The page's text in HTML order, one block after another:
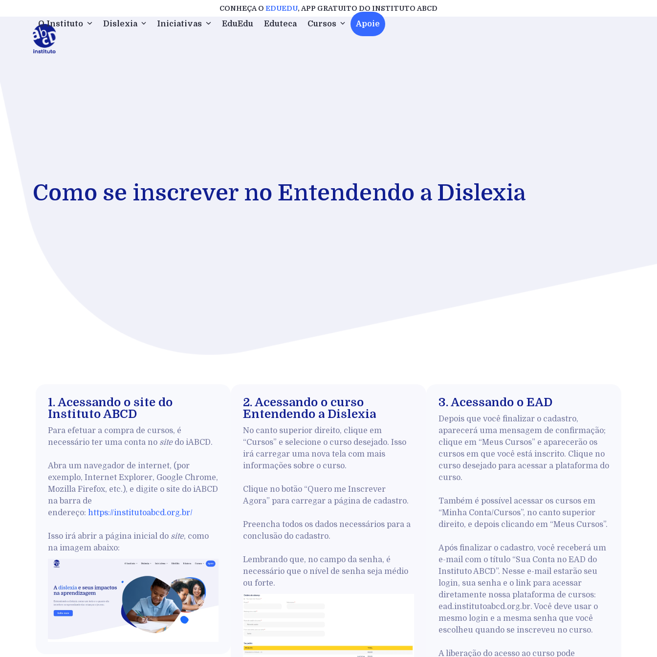
CONHEÇA O EDUEDU, APP GRATUITO DO INSTITUTO ABCD
O Instituto Dislexia Iniciativas EduEdu Eduteca Cursos Apoie
Como se inscrever no Entendendo a Dislexia
1. Acessando o site do
Instituto ABCD
Para efetuar a compra de cursos, é
necessário ter uma conta no sitedo iABCD.
Abra um navegador de internet, (por
exemplo, Internet Explorer, Google Chrome,
Mozilla Firefox, etc.), e digite o site do iABCD
na barra de
endereço:https://institutoabcd.org.br/
Isso irá abrir a página inicial do site, como
na imagem abaixo:
2. Acessando o curso
Entendendo a Dislexia
No canto superior direito, clique em
“Cursos” e selecione o curso desejado. Isso
irá carregar uma nova tela com mais
informações sobre o curso.
Clique no botão “Quero me Inscrever
Agora” para carregar a página de cadastro.
Preencha todos os dados necessários para a
conclusão do cadastro.
Lembrando que, no campo da senha, é
necessário que o nível de senha seja médio
ou forte.
3. Acessando o EAD
Depois que você finalizar o cadastro,
aparecerá uma mensagem de confirmação;
clique em “Meus Cursos” e aparecerão os
cursos em que você está inscrito. Clique no
curso desejado para acessar a plataforma do
curso.
Também é possível acessar os cursos em
“Minha Conta/Cursos”, no canto superior
direito, e depois clicando em “Meus Cursos”.
Após finalizar o cadastro, você receberá um
e-mail com o título “Sua Conta no EAD do
Instituto ABCD”. Nesse e-mail estarão seu
login, sua senha e o link para acessar
diretamente nossa plataforma de cursos:
ead.institutoabcd.org.br. Você deve usar o
mesmo login e a mesma senha que você
escolheu quando se inscreveu no curso.
A liberação do acesso ao curso pode